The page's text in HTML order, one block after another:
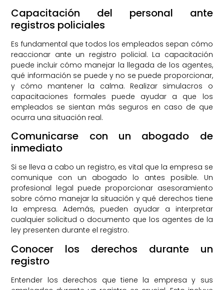
Capacitación del personal ante
registros policiales
Es fundamental que todos los empleados sepan cómo
reaccionar ante un registro policial. La capacitación
puede incluir cómo manejar la llegada de los agentes,
qué información se puede y no se puede proporcionar,
y cómo mantener la calma. Realizar simulacros o
capacitaciones formales puede ayudar a que los
empleados se sientan más seguros en caso de que
ocurra una situación real.
Comunicarse con un abogado de
inmediato
Si se lleva a cabo un registro, es vital que la empresa se
comunique con un abogado lo antes posible. Un
profesional legal puede proporcionar asesoramiento
sobre cómo manejar la situación y qué derechos tiene
la empresa. Además, pueden ayudar a interpretar
cualquier solicitud o documento que los agentes de la
ley presenten durante el registro.
Conocer los derechos durante un
registro
Entender los derechos que tiene la empresa y sus